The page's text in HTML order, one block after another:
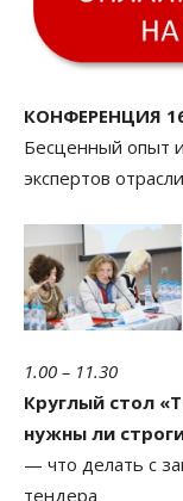
КОНФЕРЕНЦИЯ
Бесценный опыт
экспертов
1.00 – 11.30
Круглый стол
нужны ли
— что делать с
тендера